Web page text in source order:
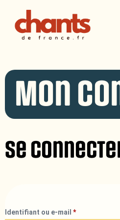
Mon
Se
Identifiant ou e-mail *